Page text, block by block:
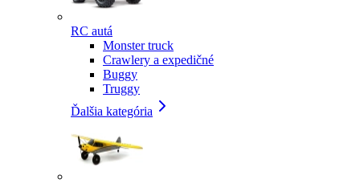
RC autá
Monster truck
Crawlery a expedičné
Buggy
Truggy
Ďalšia kategória